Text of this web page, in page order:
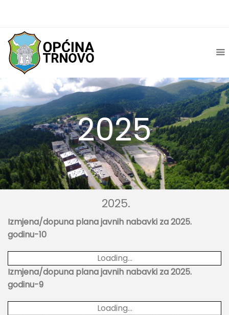
2025
2025.
Izmjena/dopuna plana javnih nabavki za 2025.
godinu-10
Loading...
Izmjena/dopuna plana javnih nabavki za 2025.
godinu-9
Loading...